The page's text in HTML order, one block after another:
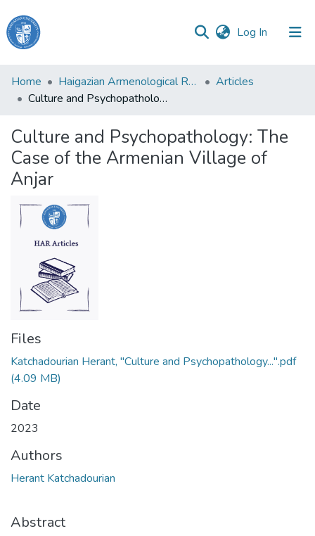
Log In (current)
Haigazian
University
&
Collections
All of DSpace
Home Haigazian Armenological Review
Articles
Culture and Psychopathology: The Case of the Armenian Village of Anjar
Culture and Psychopathology: The
Case of the Armenian Village of
Anjar
Files
Katchadourian Herant, "Culture and Psychopathology...".pdf
(4.09 MB)
Date
2023
Authors
Herant Katchadourian
Abstract